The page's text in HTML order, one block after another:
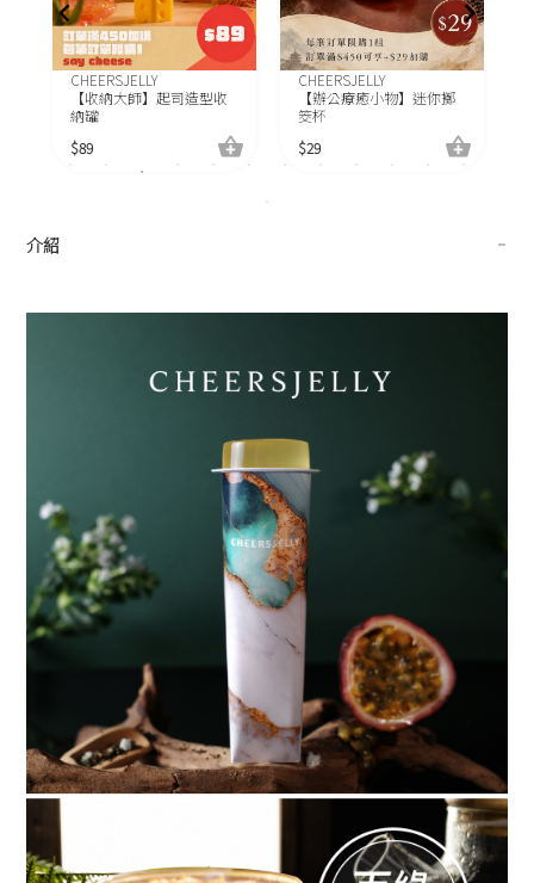
CHEERSJELLY
【收納大師】起司造型收
納罐
$89
CHEERSJELLY
【辦公療癒小物】迷你擲
筊杯
$29
介紹